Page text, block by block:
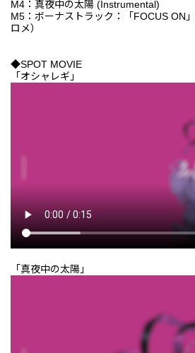
M4：真夜中の太陽 (Instrumental)
M5：ボーナストラック：「FOCUS ON
ロメ）
◆SPOT MOVIE
「オシャレギ」
「真夜中の太陽」